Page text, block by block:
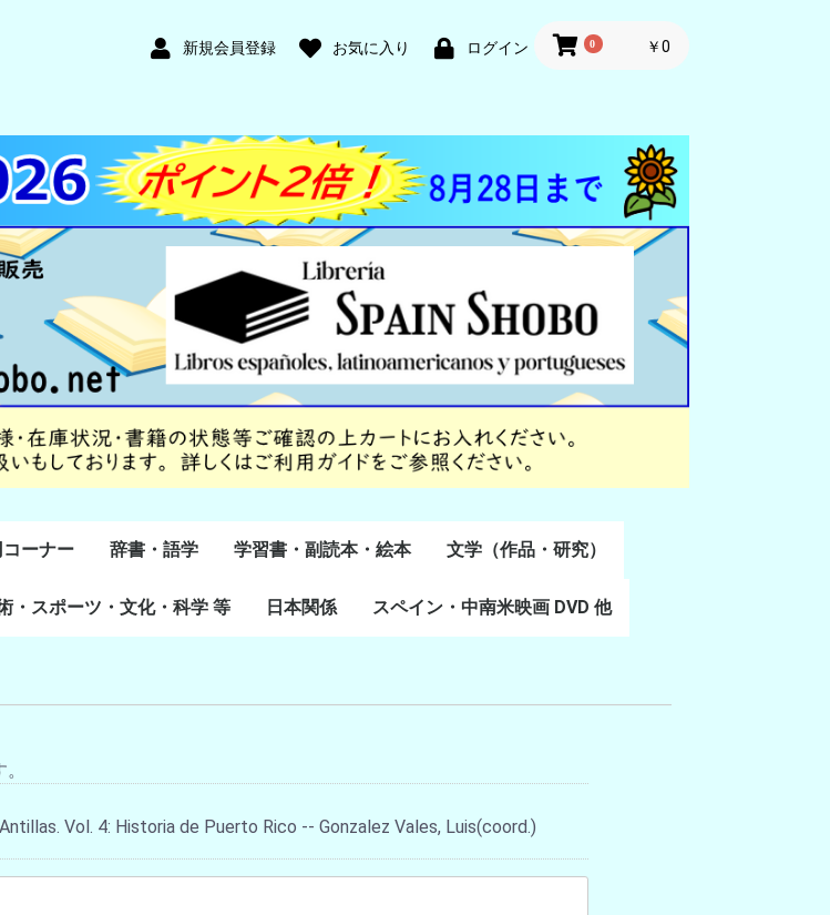
新規会員登録 お気に入り ログイン 0 ￥0
ーナー 辞書・語学
スペイン語
ポルトガル語
Lenguas Ibericas
Lenguas Indigenas
スペインの教科書
その他
学習書・副読本・絵本
学習教材
副読本教材
絵本・児童書
文学（作品・研究）
スペイン語文学
ポルトガル語文学
カタルーニャ文学
バスク文学
その他
・スポーツ・文化・科学 等 日本関係 スペイン・中南米映画 DVD 他
Vol. 4: Historia de Puerto Rico -- Gonzalez Vales, Luis(coord.)